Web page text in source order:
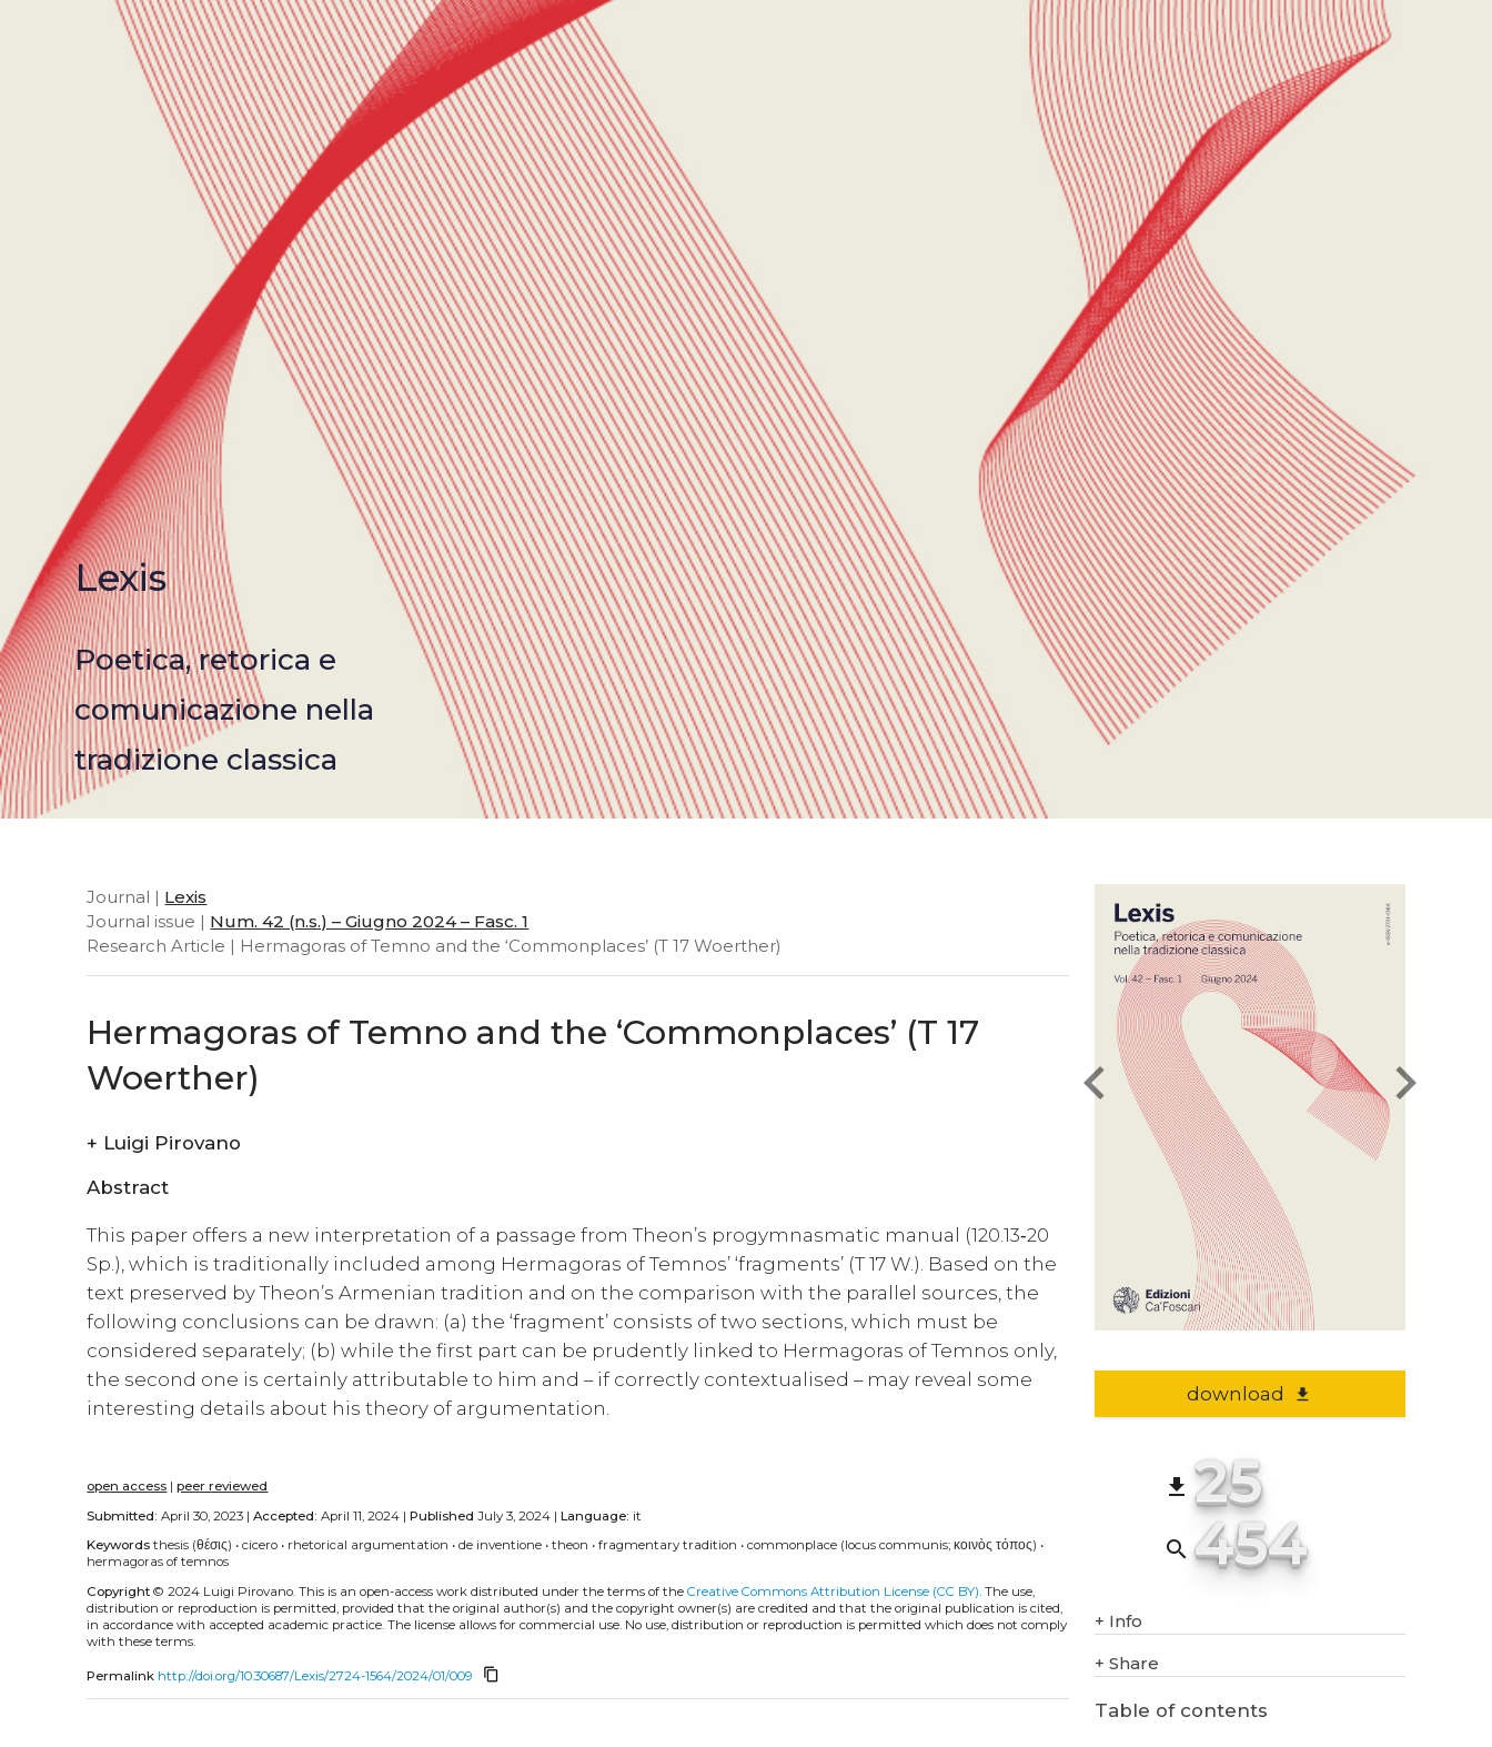
Lexis
Poetica, retorica e
comunicazione nella
tradizione classica
Journal | Lexis
Journal issue | Num. 42 (n.s.) – Giugno 2024 – Fasc. 1
Research Article | Hermagoras of Temno and the ‘Commonplaces’ (T 17 Woerther)
Hermagoras of Temno and the ‘Commonplaces’ (T 17
Woerther)
+ Luigi Pirovano
Abstract
This paper offers a new interpretation of a passage from Theon’s progymnasmatic manual (120.13‑20
Sp.), which is traditionally included among Hermagoras of Temnos’ ‘fragments’ (T 17 W.). Based on the
text preserved by Theon’s Armenian tradition and on the comparison with the parallel sources, the
following conclusions can be drawn: (a) the ‘fragment’ consists of two sections, which must be
considered separately; (b) while the first part can be prudently linked to Hermagoras of Temnos only,
the second one is certainly attributable to him and – if correctly contextualised – may reveal some
interesting details about his theory of argumentation.
open access |peer reviewed
Submitted: April 30, 2023 |Accepted: April 11, 2024 |Published July 3, 2024 |Language: it
Keywords thesis (θέσις) •cicero • rhetorical argumentation •de inventione •theon •fragmentary tradition •commonplace (locus communis; κοινὸς τόπος) •
hermagoras of temnos
Copyright © 2024 Luigi Pirovano.This is an open-access work distributed under the terms of theCreative Commons Attribution License (CC BY) . The use,
distribution or reproduction is permitted, provided that the original author(s) and the copyright owner(s) are credited and that the original publication is cited,
in accordance with accepted academic practice. The license allows for commercial use. No use, distribution or reproduction is permitted which does not comply
with these terms.
Permalink http://doi.org/10.30687/Lexis/2724-1564/2024/01/009 content_copy
chevron_left chevron_right
download file_download
file_download 25
search 454
+ Info
+ Share
Table of contents